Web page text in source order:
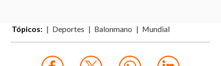
Tópicos: Deportes Balonmano Mundial